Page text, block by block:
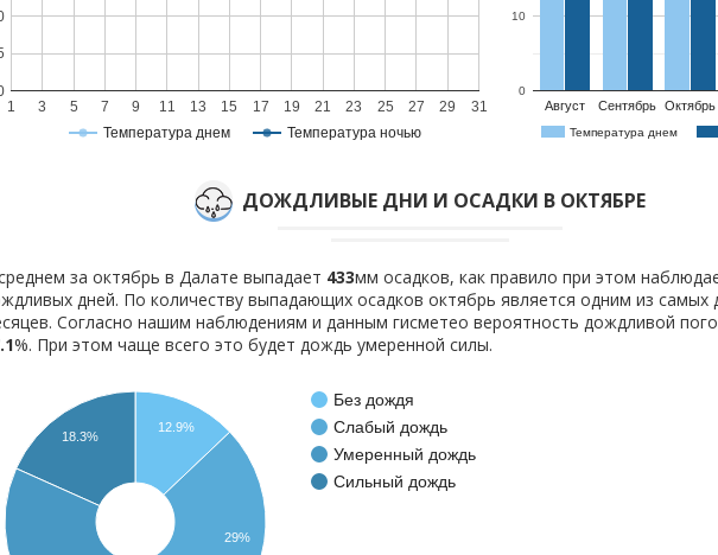
Температура днем Температура ночью
1 3 5 7 9 11 13 15 17 19 21 23 25 27 29 31
Температура днем
Август Сентябрь Октябрь
0
10
ДОЖДЛИВЫЕ ДНИ И ОСАДКИ В ОКТЯБРЕ
за октябрь в Далате выпадает 433мм осадков, как правило при этом
дней. По количеству выпадающих осадков октябрь является одним из самых
Согласно нашим наблюдениям и данным гисметео вероятность дождливой
%. При этом чаще всего это будет дождь умеренной силы.
Без дождя
Слабый дождь
Умеренный дождь
Сильный дождь
12.9%
29%
18.3%